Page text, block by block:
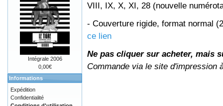
VIII, IX, X, XI, 28 (nouvelle
- Couverture rigide, format normal
ce lien
Ne pas cliquer sur acheter, mais
Commande via le site d'impression
Intégrale 2006
0,00€
Informations
Expédition
Confidentialité